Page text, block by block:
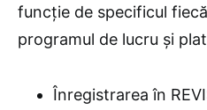
funcție de specificul
programul de lucru și
Înregistrarea în